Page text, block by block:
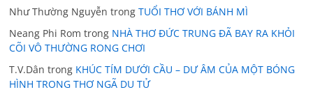
Như Thường Nguyễn trongTUỔI THƠ VỚI BÁNH MÌ
Neang Phi Rom trong NHÀ THƠ ĐỨC TRUNG ĐÃ BAY RA KHỎI
CÕI VÔ THƯỜNG RONG CHƠI
T.V.Dân trong KHÚC TÍM DƯỚI CẦU – DƯ ÂM CỦA MỘT BÓNG
HÌNH TRONG THƠ NGÃ DU TỬ